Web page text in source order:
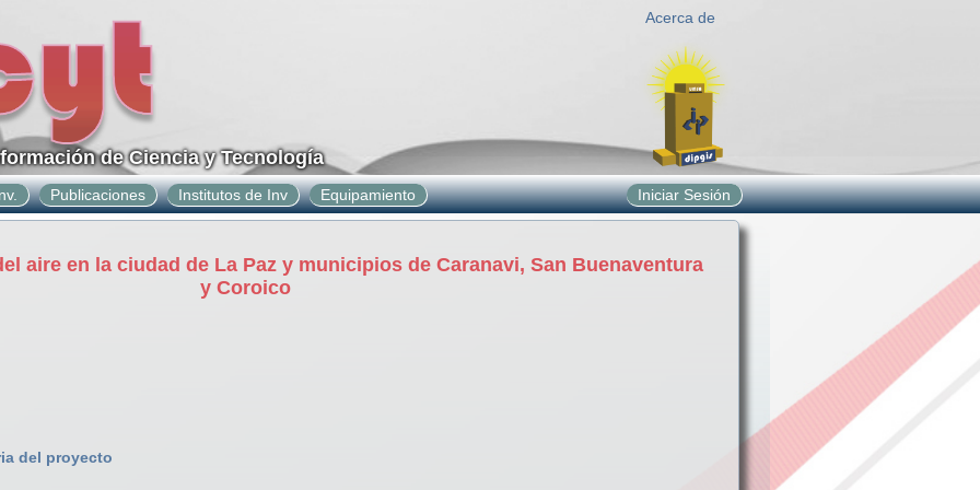
Acerca de
de Ciencia y Tecnología
Publicaciones Institutos de Inv Equipamiento Iniciar Sesión
aire en la ciudad de La Paz y municipios de Caranavi, San Buenaventura
y Coroico
del proyecto